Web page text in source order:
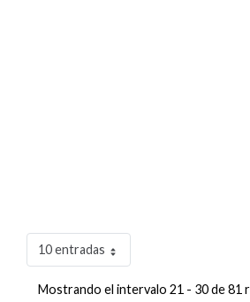
10 entradas
Mostrando el intervalo 21 - 30 de 81